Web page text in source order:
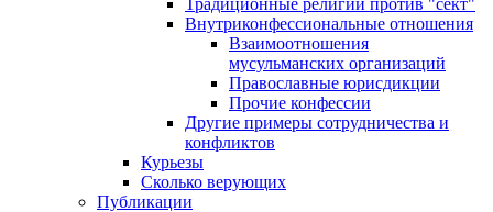
Традиционные религии против "сект"
Внутриконфессиональные отношения
Взаимоотношения
мусульманских организаций
Православные юрисдикции
Прочие конфессии
Другие примеры сотрудничества и
конфликтов
Курьезы
Сколько верующих
Публикации